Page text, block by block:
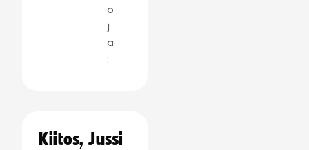
o
j
a
:
Kiitos, Jussi